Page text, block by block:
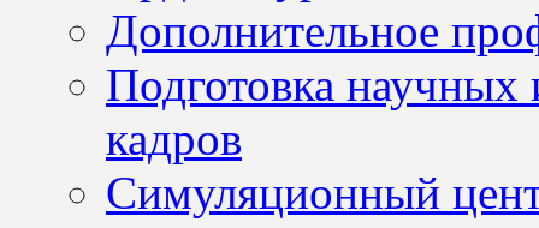
Дополнительное
Подготовка научных
кадров
Симуляционный